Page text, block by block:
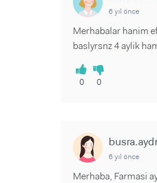
6 yıl önce
Merhabalar hanim
baslyrsnz 4 aylik
0 0
6 yıl önce
Merhaba, Farmasi